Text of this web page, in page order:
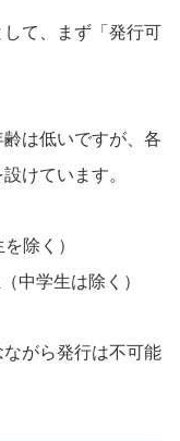
て、まず「発行可
は低いですが、各
けています。
除く）
中学生は除く）
がら発行は不可能